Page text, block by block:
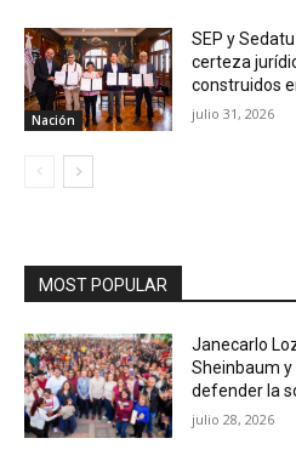
Nación
SEP y
certeza
construidos
julio 31, 2026
MOST POPULAR
Janecarlo
Sheinbaum y
defender la
julio 28, 2026